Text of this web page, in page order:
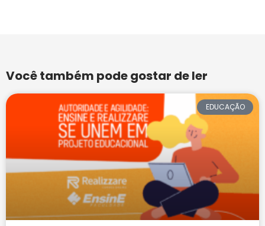
Você também pode gostar de ler
EDUCAÇÃO